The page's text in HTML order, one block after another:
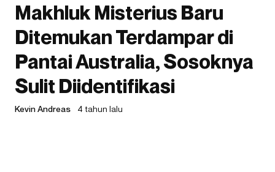
Makhluk Misterius Baru
Ditemukan Terdampar di
Pantai Australia, Sosoknya
Sulit Diidentifikasi
Kevin Andreas 4 tahun lalu